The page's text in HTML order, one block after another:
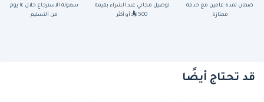
ضمان لمدة عامين مع خدمة
ممتازة
توصيل مجاني عند الشراء بقيمة
500
أو أكثر
سهولة الاسترجاع خلال ١٤ يوم
من التسليم
قد تحتاج أيضًا